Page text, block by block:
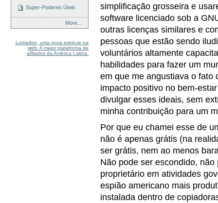
Super-Poderes Úteis
More…
Lomadee, uma nova espécie na
web. A maior plataforma de
afiliados da América Latina.
simplificação grosseira e
software licenciado sob a
outras licenças similares e
pessoas que estão sendo
voluntários altamente
habilidades para fazer um
em que me angustiava o fato
impacto positivo no bem-
divulgar esses ideais, sem
minha contribuição para um
Por que eu chamei esse de
não é apenas grátis (na
ser grátis, nem ao menos
Não pode ser escondido,
proprietário em atividades
espião americano mais
instalada dentro de